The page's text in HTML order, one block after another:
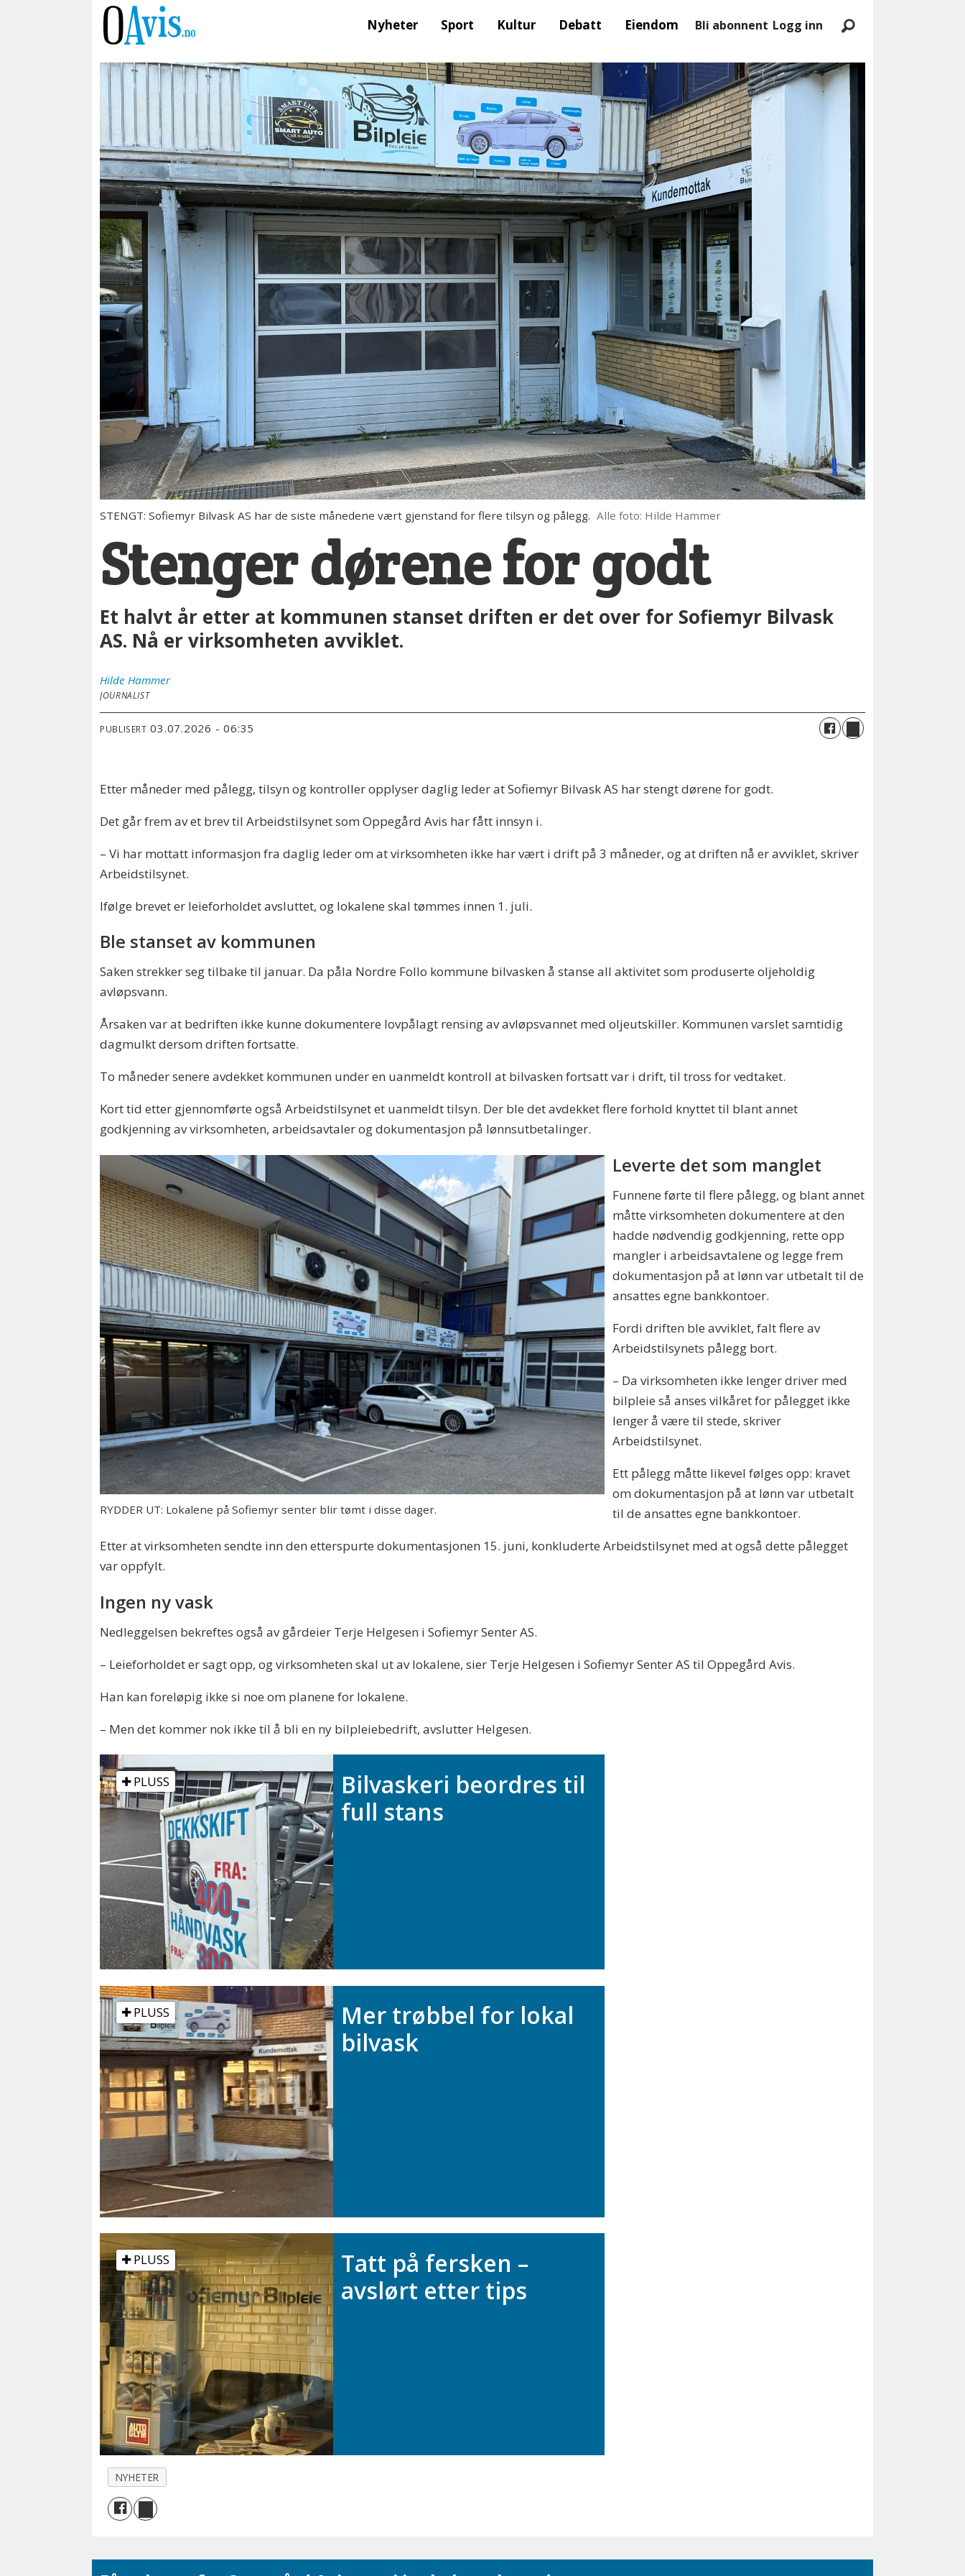
Nyheter Sport Kultur Debatt Eiendom Bli abonnent Logg inn
STENGT: Sofiemyr Bilvask AS har de siste månedene vært gjenstand for flere tilsyn og pålegg. Alle foto: Hilde Hammer
Stenger dørene for godt
Et halvt år etter at kommunen stanset driften er det over for Sofiemyr Bilvask
AS. Nå er virksomheten avviklet.
Hilde Hammer
JOURNALIST
PUBLISERT 03.07.2026 - 06:35
Etter måneder med pålegg, tilsyn og kontroller opplyser daglig leder at Sofiemyr Bilvask AS har stengt dørene for godt.
Det går frem av et brev til Arbeidstilsynet som Oppegård Avis har fått innsyn i.
– Vi har mottatt informasjon fra daglig leder om at virksomheten ikke har vært i drift på 3 måneder, og at driften nå er avviklet, skriver
Arbeidstilsynet.
Ifølge brevet er leieforholdet avsluttet, og lokalene skal tømmes innen 1. juli.
Ble stanset av kommunen
Saken strekker seg tilbake til januar. Da påla Nordre Follo kommune bilvasken å stanse all aktivitet som produserte oljeholdig
avløpsvann.
Årsaken var at bedriften ikke kunne dokumentere lovpålagt rensing av avløpsvannet med oljeutskiller. Kommunen varslet samtidig
dagmulkt dersom driften fortsatte.
To måneder senere avdekket kommunen under en uanmeldt kontroll at bilvasken fortsatt var i drift, til tross for vedtaket.
Kort tid etter gjennomførte også Arbeidstilsynet et uanmeldt tilsyn. Der ble det avdekket flere forhold knyttet til blant annet
godkjenning av virksomheten, arbeidsavtaler og dokumentasjon på lønnsutbetalinger.
RYDDER UT: Lokalene på Sofiemyr senter blir tømt i disse dager.
Leverte det som manglet
Funnene førte til flere pålegg, og blant annet
måtte virksomheten dokumentere at den
hadde nødvendig godkjenning, rette opp
mangler i arbeidsavtalene og legge frem
dokumentasjon på at lønn var utbetalt til de
ansattes egne bankkontoer.
Fordi driften ble avviklet, falt flere av
Arbeidstilsynets pålegg bort.
– Da virksomheten ikke lenger driver med
bilpleie så anses vilkåret for pålegget ikke
lenger å være til stede, skriver
Arbeidstilsynet.
Ett pålegg måtte likevel følges opp: kravet
om dokumentasjon på at lønn var utbetalt
til de ansattes egne bankkontoer.
Etter at virksomheten sendte inn den etterspurte dokumentasjonen 15. juni, konkluderte Arbeidstilsynet med at også dette pålegget
var oppfylt.
Ingen ny vask
Nedleggelsen bekreftes også av gårdeier Terje Helgesen i Sofiemyr Senter AS.
– Leieforholdet er sagt opp, og virksomheten skal ut av lokalene, sier Terje Helgesen i Sofiemyr Senter AS til Oppegård Avis.
Han kan foreløpig ikke si noe om planene for lokalene.
– Men det kommer nok ikke til å bli en ny bilpleiebedrift, avslutter Helgesen.
PLUSS
Bilvaskeri beordres til
full stans
PLUSS
Mer trøbbel for lokal
bilvask
PLUSS
Tatt på fersken –
avslørt etter tips
NYHETER